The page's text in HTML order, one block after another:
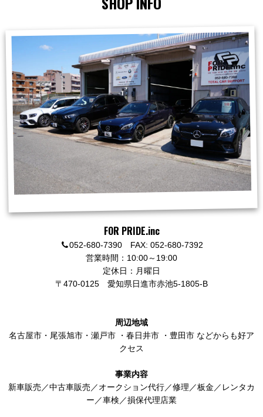
FOR PRIDE.inc
052-680-7390 FAX: 052-680-7392
営業時間：10:00～19:00
定休日：月曜日
〒470-0125 愛知県日進市赤池5-1805-B
周辺地域
名古屋市 ・ 尾張旭市 ・ 瀬戸市 ・ 春日井市 ・ 豊田市 などからも好ア
クセス
事業内容
新車販売／中古車販売／オークション代行／修理／板金／レンタカ
ー／車検／損保代理店業